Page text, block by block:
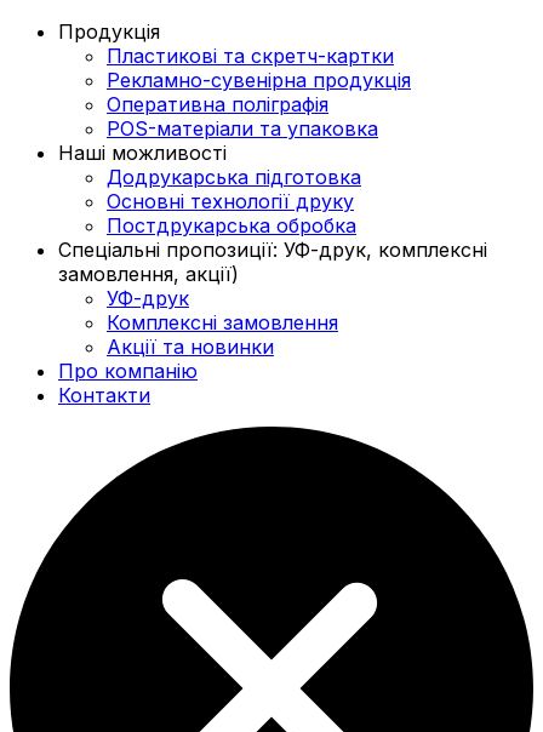
Продукція
Пластикові та скретч-картки
Рекламно-сувенірна продукція
Оперативна поліграфія
POS-матеріали та упаковка
Наші можливості
Додрукарська підготовка
Основні технології друку
Постдрукарська обробка
Спеціальні пропозиції: УФ-друк, комплексні
замовлення, акції)
УФ-друк
Комплексні замовлення
Акції та новинки
Про компанію
Контакти